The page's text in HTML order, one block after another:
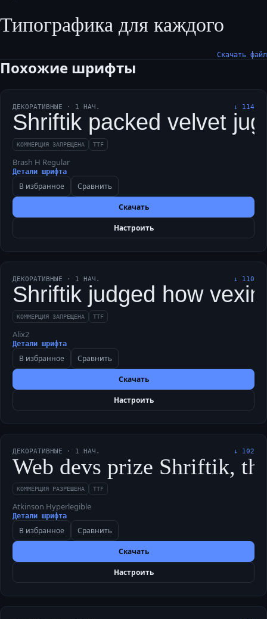
Типографика для каждого
Скачать файл
Похожие шрифты
ДЕКОРАТИВНЫЕ · 1 НАЧ. ↓ 114
Shriftik packed velvet
КОММЕРЦИЯ ЗАПРЕЩЕНА TTF
Brash H Regular
Детали шрифта
В избранное Сравнить
Скачать
Настроить
ДЕКОРАТИВНЫЕ · 1 НАЧ. ↓ 110
Shriftik judged how
КОММЕРЦИЯ ЗАПРЕЩЕНА TTF
Alix2
Детали шрифта
В избранное Сравнить
Скачать
Настроить
ДЕКОРАТИВНЫЕ · 1 НАЧ. ↓ 102
Web devs prize Shriftik,
КОММЕРЦИЯ РАЗРЕШЕНА TTF
Atkinson Hyperlegible
Детали шрифта
В избранное Сравнить
Скачать
Настроить